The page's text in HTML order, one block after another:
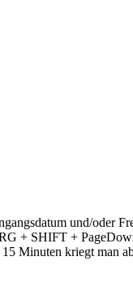
und/oder
+ SHIFT +
Minuten kriegt man